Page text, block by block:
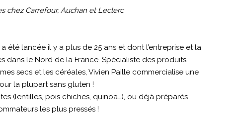
chez Carrefour, Auchan et Leclerc
été lancée il y a plus de 25 ans et dont l’entreprise et la
dans le Nord de la France. Spécialiste des produits
secs et les céréales, Vivien Paille commercialise une
la plupart sans gluten !
(lentilles, pois chiches, quinoa…), ou déjà préparés
les plus pressés !